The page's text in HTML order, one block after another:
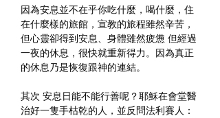
因為安息並不在乎你吃什麼，喝什麼，住
在什麼樣的旅館，宣教的旅程雖然辛苦，
但心靈卻得到安息、身體雖然疲憊 但經過
一夜的休息，很快就重新得力。因為真正
的休息乃是恢復跟神的連結。
其次 安息日能不能行善呢？耶穌在會堂醫
治好一隻手枯乾的人，並反問法利賽人：